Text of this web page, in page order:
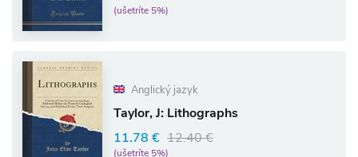
(ušetríte 5%)
Anglický jazyk
Taylor, J: Lithographs
11.78 € 12.40 €
(ušetríte 5%)